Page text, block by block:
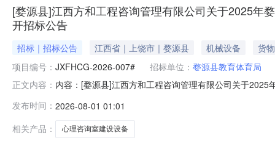
[婺源县]江西方和工程咨询管理有限公司关于2025年
开招标公告
招标｜招标公告 江西省｜上饶市｜婺源县 机械设备
货物
项目编号： JXFHCG-2026-007# 招标单位： 婺源县教育体育局
正文内容： 内容：[婺源县]江西方和工程咨询管理有限公司关于
2025年婺源县第二批学校心理咨询室建设设备采购项目
发布时间： 2026-08-01 01:01
相关产品：
心理咨询室建设设备